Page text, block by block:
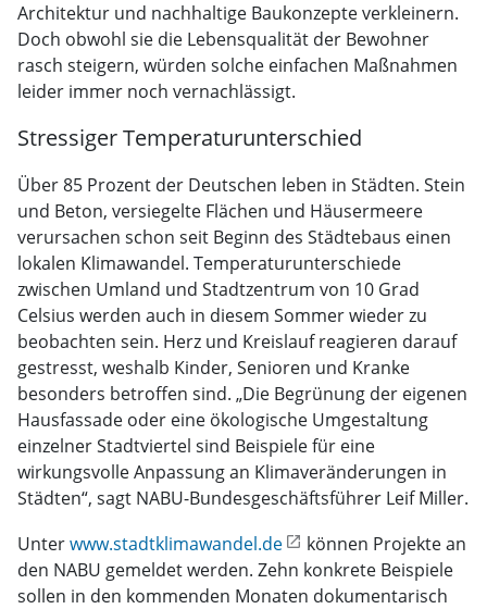
Architektur und nachhaltige Baukonzepte verkleinern.
Doch obwohl sie die Lebensqualität der Bewohner
rasch steigern, würden solche einfachen Maßnahmen
leider immer noch vernachlässigt.
Stressiger Temperaturunterschied
Über 85 Prozent der Deutschen leben in Städten. Stein
und Beton, versiegelte Flächen und Häusermeere
verursachen schon seit Beginn des Städtebaus einen
lokalen Klimawandel. Temperaturunterschiede
zwischen Umland und Stadtzentrum von 10 Grad
Celsius werden auch in diesem Sommer wieder zu
beobachten sein. Herz und Kreislauf reagieren darauf
gestresst, weshalb Kinder, Senioren und Kranke
besonders betroffen sind. „Die Begrünung der eigenen
Hausfassade oder eine ökologische Umgestaltung
einzelner Stadtviertel sind Beispiele für eine
wirkungsvolle Anpassung an Klimaveränderungen in
Städten“, sagt NABU-Bundesgeschäftsführer Leif Miller.
Unterwww.stadtklimawandel.de
können Projekte an
den NABU gemeldet werden. Zehn konkrete Beispiele
sollen in den kommenden Monaten dokumentarisch